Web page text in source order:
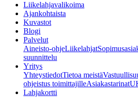
Liikelahjavalikoima
Ajankohtaista
Kuvastot
Blogi
Palvelut
Aineisto-ohjeLiikelahjat
suunnittelu
Yritys
YhteystiedotTietoa meistä
ohjeistus toimittajilleAsiakastarinat
Lahjakortti